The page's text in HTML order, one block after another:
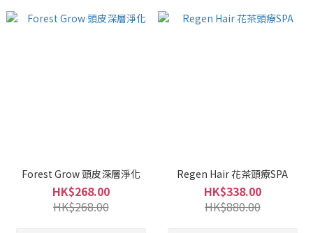
Forest Grow 頭皮深層淨化
HK$268.00
HK$268.00
Regen Hair 花茶頭療SPA
HK$338.00
HK$880.00